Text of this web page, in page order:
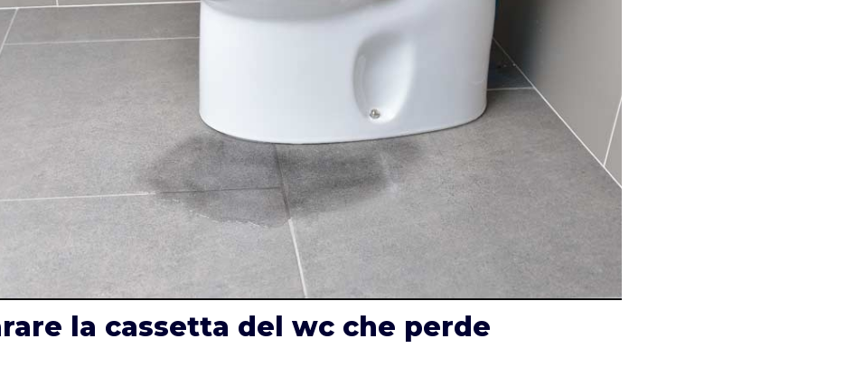
la cassetta del wc che perde